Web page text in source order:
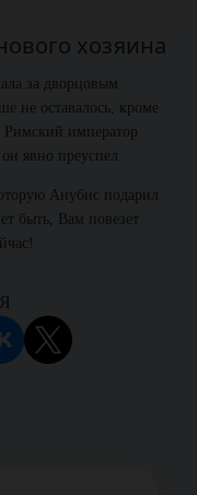
хозяина
за дворцовым
не оставалось, кроме
Римский император
явно преуспел.
Анубис подарил
быть, Вам повезет